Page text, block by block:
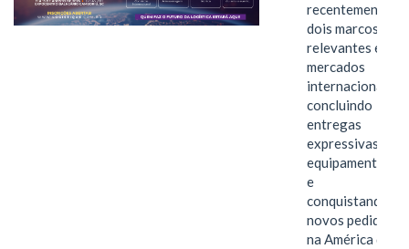
recentemente
dois marcos
relevantes em
mercados
internacionais,
concluindo
entregas
expressivas de
equipamentos
e
conquistando
novos pedidos
na América do